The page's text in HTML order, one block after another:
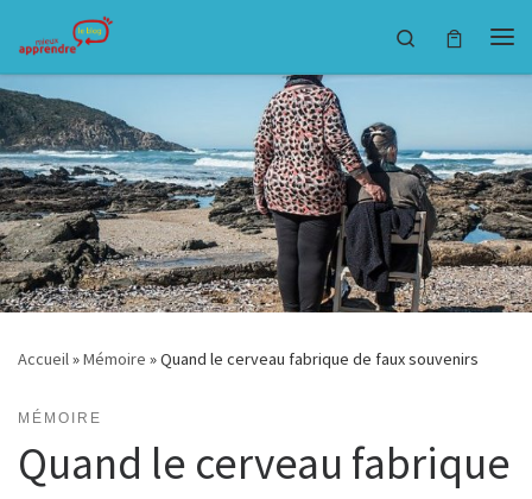
Passer au contenu Search
Accueil»Mémoire »Quand le cerveau fabrique de faux souvenirs
MÉMOIRE
Quand le cerveau fabrique